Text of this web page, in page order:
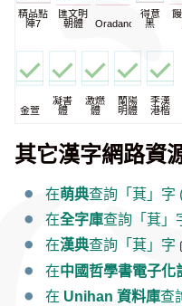
精品點
陣7
匯文明
朝體
Oradano
得意
黑
金萱
凝書
體
激燃
體
蘭陽
明體
李漢
港楷
其它漢字網路資
在萌典查詢「萁」字
在全字庫查詢「萁」
在漢典查詢「萁」字
在中國哲學書電子化
在 Unihan 資料庫查